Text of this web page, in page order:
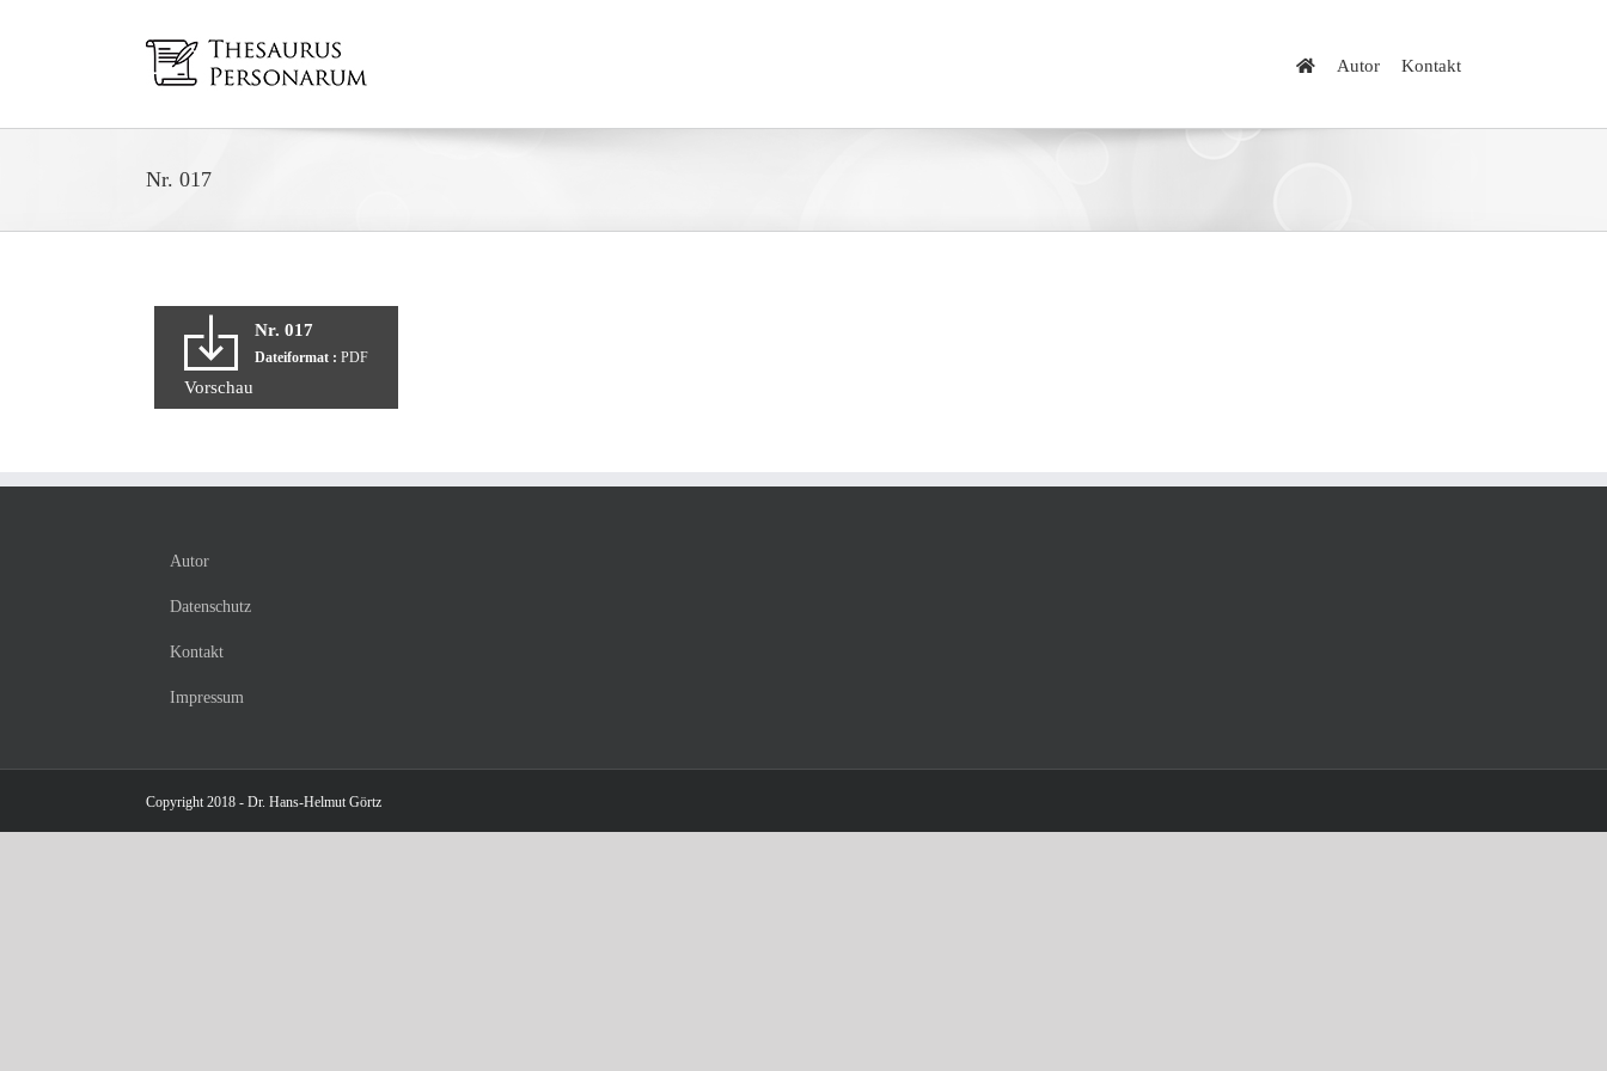
Autor Kontakt
Nr. 017
Nr. 017
Dateiformat : PDF
Vorschau
Autor
Datenschutz
Kontakt
Impressum
Copyright 2018 - Dr. Hans-Helmut Görtz